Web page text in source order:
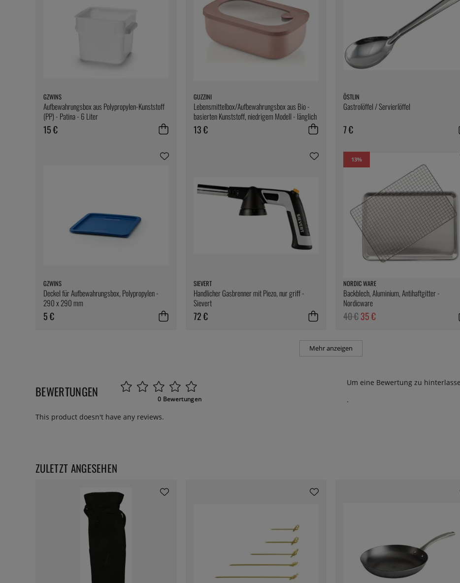
GZWINS
Aufbewahrungsbox aus Polypropylen-Kunststoff
(PP) - Patina - 6 Liter
15 €
GUZZINI
Lebensmittelbox/Aufbewahrungsbox aus Bio -
basierten Kunststoff, niedrigem Modell - länglich
- Guzzini
13 €
ÖSTLIN
Gastrolöffel / Servierlöffel
7 €
GZWINS
Deckel für Aufbewahrungsbox, Polypropylen -
290 x 290 mm
5 €
SIEVERT
Handlicher Gasbrenner mit Piezo, nur griff -
Sievert
72 €
13%
NORDIC WARE
Backblech, Aluminium, Antihaftgitter -
Nordicware
40 €35 €
Mehr anzeigen
BEWERTUNGEN 0 Bewertungen
Um eine Bewertung zu
.
This product doesn't have any reviews.
ZULETZT ANGESEHEN